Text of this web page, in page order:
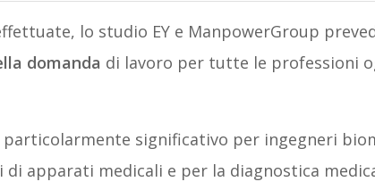
lo studio EY e ManpowerGroup
domanda di lavoro per tutte le professioni
particolarmente significativo per ingegneri
di apparati medicali e per la diagnostica